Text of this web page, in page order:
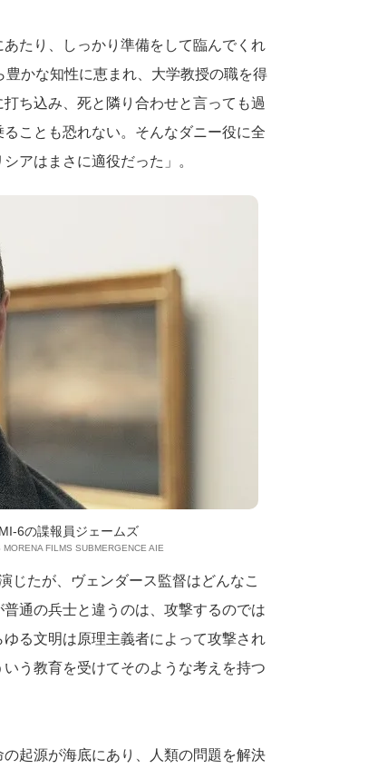
たり、しっかり準備をして臨んでくれ
かな知性に恵まれ、大学教授の職を得
ち込み、死と隣り合わせと言っても過
ことも恐れない。そんなダニー役に全
アはまさに適役だった」。
6の諜報員ジェームズ
FILMS SUBMERGENCE AIE
じたが、ヴェンダース監督はどんなこ
通の兵士と違うのは、攻撃するのでは
る文明は原理主義者によって攻撃され
う教育を受けてそのような考えを持つ
起源が海底にあり、人類の問題を解決